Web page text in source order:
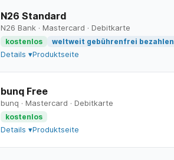
N26 Standard
N26 Bank · Mastercard · Debitkarte
kostenlos weltweit gebührenfrei bezahlen
Details ▾Produktseite
bunq Free
bunq · Mastercard · Debitkarte
kostenlos
Details ▾Produktseite